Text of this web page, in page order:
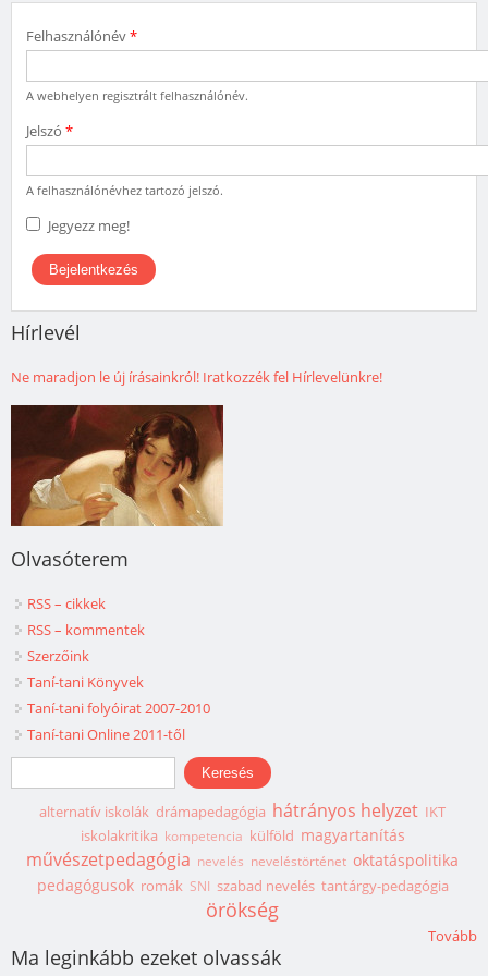
Felhasználónév*
A webhelyen regisztrált felhasználónév.
Jelszó *
A felhasználónévhez tartozó jelszó.
Jegyezz meg!
Hírlevél
Ne maradjon le új írásainkról! Iratkozzék fel Hírlevelünkre!
Olvasóterem
RSS – cikkek
RSS – kommentek
Szerzőink
Taní-tani Könyvek
Taní-tani folyóirat 2007-2010
Taní-tani Online 2011-től
Keresés űrlap
Keresés
alternatív iskolák drámapedagógia hátrányos helyzet IKT
iskolakritika kompetencia külföld magyartanítás
művészetpedagógia nevelés neveléstörténet oktatáspolitika
pedagógusok romák SNI szabad nevelés tantárgy-pedagógia
örökség
Tovább
Ma leginkább ezeket olvassák